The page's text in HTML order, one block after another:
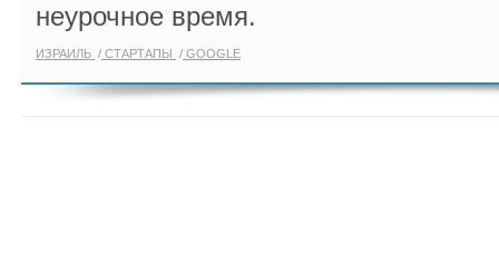
неурочное время.
ИЗРАИЛЬ СТАРТАПЫ GOOGLE